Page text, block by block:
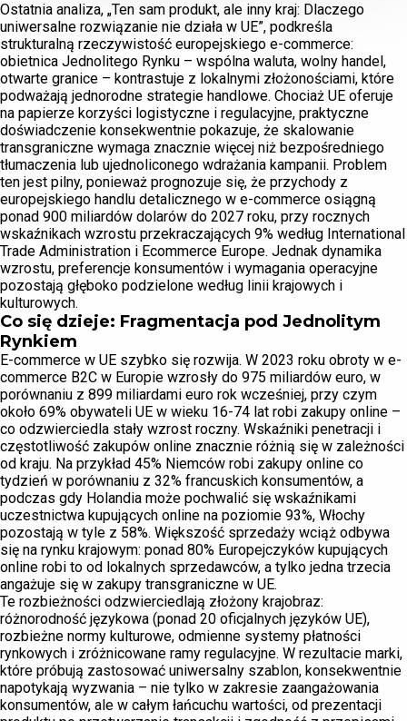
Ostatnia analiza, „Ten sam produkt, ale inny kraj: Dlaczego
uniwersalne rozwiązanie nie działa w UE”, podkreśla
strukturalną rzeczywistość europejskiego e-commerce:
obietnica Jednolitego Rynku – wspólna waluta, wolny handel,
otwarte granice – kontrastuje z lokalnymi złożonościami, które
podważają jednorodne strategie handlowe. Chociaż UE oferuje
na papierze korzyści logistyczne i regulacyjne, praktyczne
doświadczenie konsekwentnie pokazuje, że skalowanie
transgraniczne wymaga znacznie więcej niż bezpośredniego
tłumaczenia lub ujednoliconego wdrażania kampanii. Problem
ten jest pilny, ponieważ prognozuje się, że przychody z
europejskiego handlu detalicznego w e-commerce osiągną
ponad 900 miliardów dolarów do 2027 roku, przy rocznych
wskaźnikach wzrostu przekraczających 9% według International
Trade Administration i Ecommerce Europe. Jednak dynamika
wzrostu, preferencje konsumentów i wymagania operacyjne
pozostają głęboko podzielone według linii krajowych i
kulturowych.
Co się dzieje: Fragmentacja pod Jednolitym
Rynkiem
E-commerce w UE szybko się rozwija. W 2023 roku obroty w e-
commerce B2C w Europie wzrosły do 975 miliardów euro, w
porównaniu z 899 miliardami euro rok wcześniej, przy czym
około 69% obywateli UE w wieku 16-74 lat robi zakupy online –
co odzwierciedla stały wzrost roczny. Wskaźniki penetracji i
częstotliwość zakupów online znacznie różnią się w zależności
od kraju. Na przykład 45% Niemców robi zakupy online co
tydzień w porównaniu z 32% francuskich konsumentów, a
podczas gdy Holandia może pochwalić się wskaźnikami
uczestnictwa kupujących online na poziomie 93%, Włochy
pozostają w tyle z 58%. Większość sprzedaży wciąż odbywa
się na rynku krajowym: ponad 80% Europejczyków kupujących
online robi to od lokalnych sprzedawców, a tylko jedna trzecia
angażuje się w zakupy transgraniczne w UE.
Te rozbieżności odzwierciedlają złożony krajobraz:
różnorodność językowa (ponad 20 oficjalnych języków UE),
rozbieżne normy kulturowe, odmienne systemy płatności
rynkowych i zróżnicowane ramy regulacyjne. W rezultacie marki,
które próbują zastosować uniwersalny szablon, konsekwentnie
napotykają wyzwania – nie tylko w zakresie zaangażowania
konsumentów, ale w całym łańcuchu wartości, od prezentacji